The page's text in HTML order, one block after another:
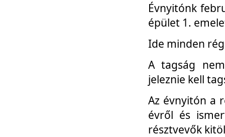
Évnyitónk
épület 1.
Ide minden
A tagság
jeleznie kell
Az évnyitón a
évről és
résztvevők